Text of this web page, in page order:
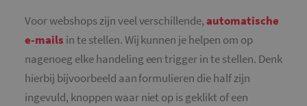
Voor webshops zijn veel verschillende,automatische
e-mails in te stellen. Wij kunnen je helpen om op
nagenoeg elke handeling een trigger in te stellen. Denk
hierbij bijvoorbeeld aan formulieren die half zijn
ingevuld, knoppen waar niet op is geklikt of een